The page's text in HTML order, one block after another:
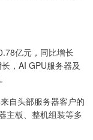
亿元，同比增长
，AI GPU服务器及
自头部服务器客户的
主板、整机组装等多